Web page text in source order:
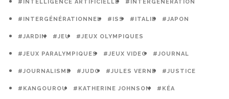
#INTELLIGENCE ARTIFICIELLE #INTERGÉNÉRATION
#INTERGÉNÉRATIONNEL #ISS #ITALIE #JAPON
#JARDIN #JEU #JEUX OLYMPIQUES
#JEUX PARALYMPIQUES #JEUX VIDEO #JOURNAL
#JOURNALISME #JUDO #JULES VERNE #JUSTICE
#KANGOUROU #KATHERINE JOHNSON #KÉA